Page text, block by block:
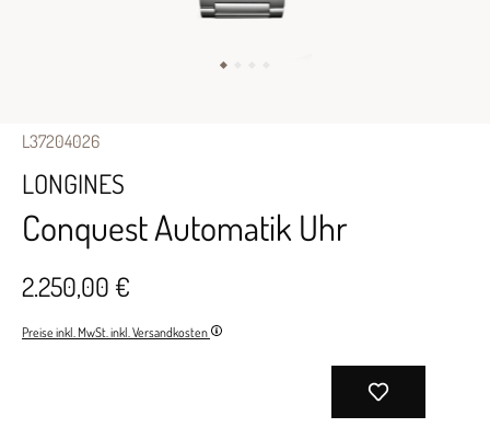
L37204026
LONGINES
Conquest Automatik Uhr
2.250,00 €
Preise inkl. MwSt. inkl. Versandkosten